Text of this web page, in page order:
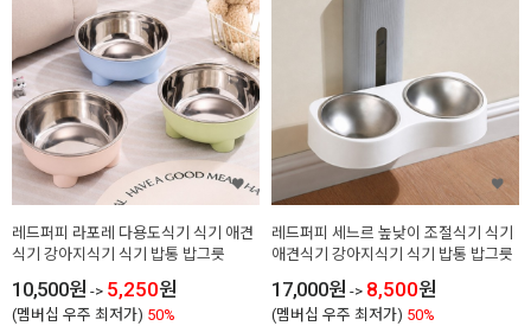
레드퍼피 라포레 다용도식기 식기 애견
식기 강아지식기 식기 밥통 밥그릇
10,500원 -> 5,250원
(멤버십 우주 최저가) 50%
레드퍼피 세느르 높낮이 조절식기 식기
애견식기 강아지식기 식기 밥통 밥그릇
17,000원 -> 8,500원
(멤버십 우주 최저가) 50%